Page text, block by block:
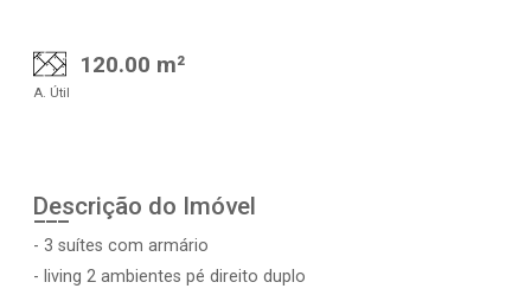
120.00 m²
A. Útil
Descrição do Imóvel
- 3 suítes com armário
- living 2 ambientes pé direito duplo